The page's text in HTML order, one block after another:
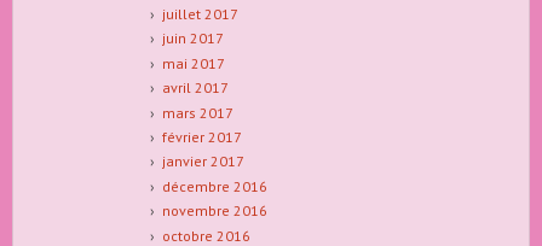
juillet 2017
juin 2017
mai 2017
avril 2017
mars 2017
février 2017
janvier 2017
décembre 2016
novembre 2016
octobre 2016